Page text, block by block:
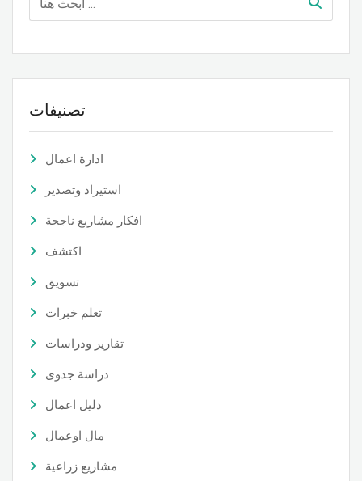
تصنيفات
ادارة اعمال
استيراد وتصدير
افكار مشاريع ناجحة
اكتشف
تسويق
تعلم خبرات
تقارير ودراسات
دراسة جدوى
دليل اعمال
مال اوعمال
مشاريع زراعية